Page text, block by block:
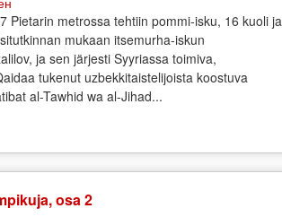
Pietarin metrossa tehtiin pommi-isku, 16 kuoli ja
mukaan itsemurha-iskun
ja sen järjesti Syyriassa toimiva,
tukenut uzbekkitaistelijoista koostuva
al-Tawhid wa al-Jihad...
osa 2